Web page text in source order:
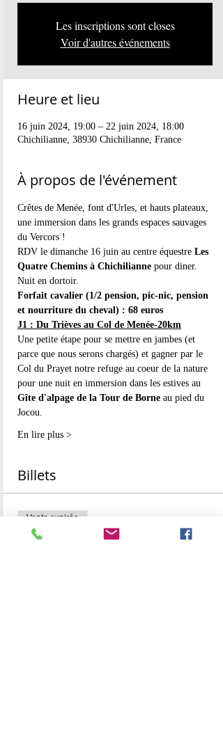
Les inscriptions sont closes
Voir d'autres événements
Heure et lieu
16 juin 2024, 19:00 – 22 juin 2024, 18:00
Chichilianne, 38930 Chichilianne, France
À propos de l'événement
Crêtes de Menée, font d'Urles, et hauts plateaux,
une immersion dans les grands espaces sauvages
du Vercors !
RDV le dimanche 16 juin au centre équestre Les
Quatre Chemins à Chichilianne pour diner.
Nuit en dortoir.
Forfait cavalier (1/2 pension, pic-nic, pension
et nourriture du cheval) : 68 euros
J1 : Du Trièves au Col de Menée-20km
Une petite étape pour se mettre en jambes (et
parce que nous serons chargés) et gagner par le
Col du Prayet notre refuge au coeur de la nature
pour une nuit en immersion dans les estives au
Gîte d'alpage de la Tour de Borne au pied du
Jocou.
En lire plus >
Billets
Vente expirée
Type de billet